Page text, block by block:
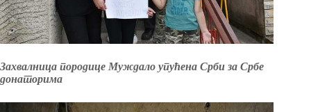
Захвалница породице Муждало упућена Срби за Србе
донаторима